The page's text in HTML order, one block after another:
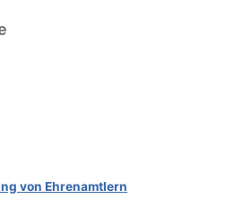
von Ehrenamtlern